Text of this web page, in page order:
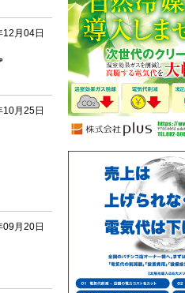
12月04日
10月25日
09月20日